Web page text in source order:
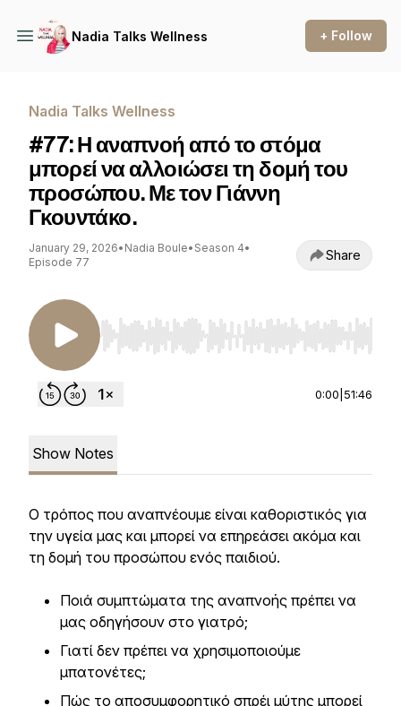
Nadia Talks Wellness + Follow
Nadia Talks Wellness
#77: Η αναπνοή από το στόμα
μπορεί να αλλοιώσει τη δομή του
προσώπου. Με τον Γιάννη
Γκουντάκο.
January 29, 2026• Nadia Boule• Season 4•
Episode 77
Share
Use Left/Right to seek, Home/End to jump to
0:00 51:46
Show Notes
Ο τρόπος που αναπνέουμε είναι καθοριστικός για
την υγεία μας και μπορεί να επηρεάσει ακόμα και
τη δομή του προσώπου ενός παιδιού.
Ποιά συμπτώματα της αναπνοής πρέπει να
μας οδηγήσουν στο γιατρό;
Γιατί δεν πρέπει να χρησιμοποιούμε
μπατονέτες;
Πώς το αποσυμφορητικό σπρέι μύτης μπορεί